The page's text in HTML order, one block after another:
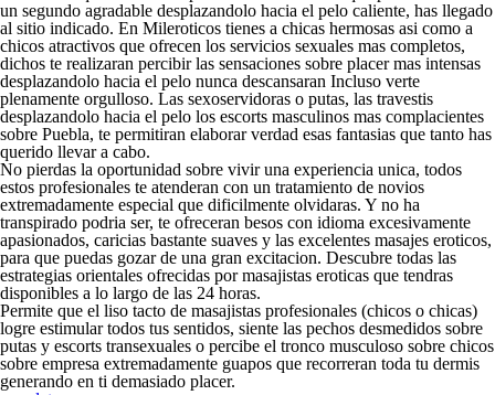
un segundo agradable desplazandolo hacia el pelo caliente, has llegado
al sitio indicado. En Mileroticos tienes a chicas hermosas asi­ como a
chicos atractivos que ofrecen los servicios sexuales mas completos,
dichos te realizaran percibir las sensaciones sobre placer mas intensas
desplazandolo hacia el pelo nunca descansaran Incluso verte
plenamente orgulloso. Las sexoservidoras o putas, las travestis
desplazandolo hacia el pelo los escorts masculinos mas complacientes
sobre Puebla, te permitiran elaborar verdad esas fantasias que tanto has
querido llevar a cabo.
No pierdas la oportunidad sobre vivir una experiencia unica, todos
estos profesionales te atenderan con un tratamiento de novios
extremadamente especial que dificilmente olvidaras. Y no ha
transpirado podri­a ser, te ofreceran besos con idioma excesivamente
apasionados, caricias bastante suaves y las excelentes masajes eroticos,
para que puedas gozar de una gran excitacion. Descubre todas las
estrategias orientales ofrecidas por masajistas eroticas que tendras
disponibles a lo largo de las 24 horas.
Permite que el liso tacto de masajistas profesionales (chicos o chicas)
logre estimular todos tus sentidos, siente las pechos desmedidos sobre
putas y escorts transexuales o percibe el tronco musculoso sobre chicos
sobre empresa extremadamente guapos que recorreran toda tu dermis
generando en ti demasiado placer.